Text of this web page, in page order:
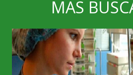
MAS